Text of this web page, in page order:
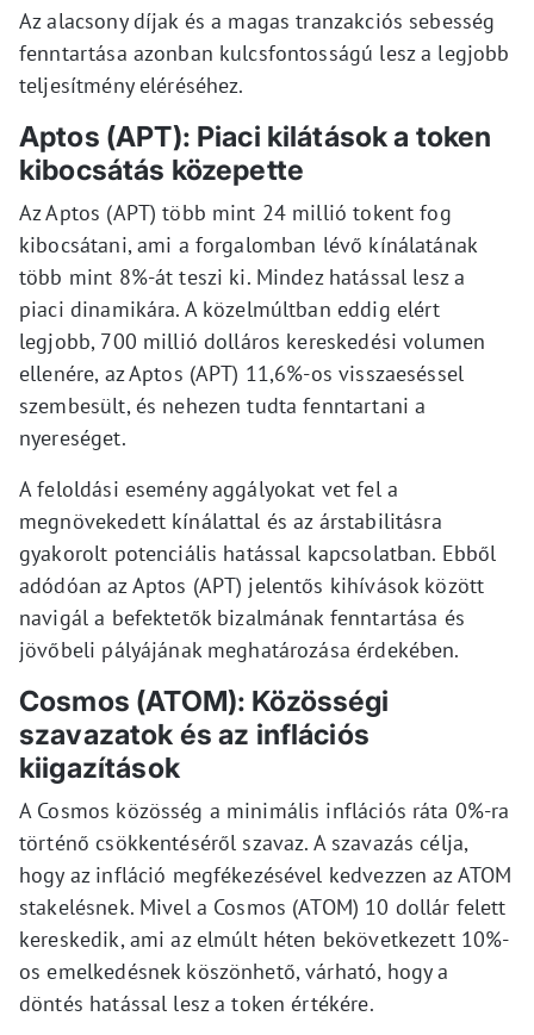
Az alacsony díjak és a magas tranzakciós sebesség
fenntartása azonban kulcsfontosságú lesz a legjobb
teljesítmény eléréséhez.
Aptos (APT): Piaci kilátások a token
kibocsátás közepette
Az Aptos (APT) több mint 24 millió tokent fog
kibocsátani, ami a forgalomban lévő kínálatának
több mint 8%-át teszi ki. Mindez hatással lesz a
piaci dinamikára. A közelmúltban eddig elért
legjobb, 700 millió dolláros kereskedési volumen
ellenére, az Aptos (APT) 11,6%-os visszaeséssel
szembesült, és nehezen tudta fenntartani a
nyereséget.
A feloldási esemény aggályokat vet fel a
megnövekedett kínálattal és az árstabilitásra
gyakorolt potenciális hatással kapcsolatban. Ebből
adódóan az Aptos (APT) jelentős kihívások között
navigál a befektetők bizalmának fenntartása és
jövőbeli pályájának meghatározása érdekében.
Cosmos (ATOM): Közösségi
szavazatok és az inflációs
kiigazítások
A Cosmos közösség a minimális inflációs ráta 0%-ra
történő csökkentéséről szavaz. A szavazás célja,
hogy az infláció megfékezésével kedvezzen az ATOM
stakelésnek. Mivel a Cosmos (ATOM) 10 dollár felett
kereskedik, ami az elmúlt héten bekövetkezett 10%-
os emelkedésnek köszönhető, várható, hogy a
döntés hatással lesz a token értékére.